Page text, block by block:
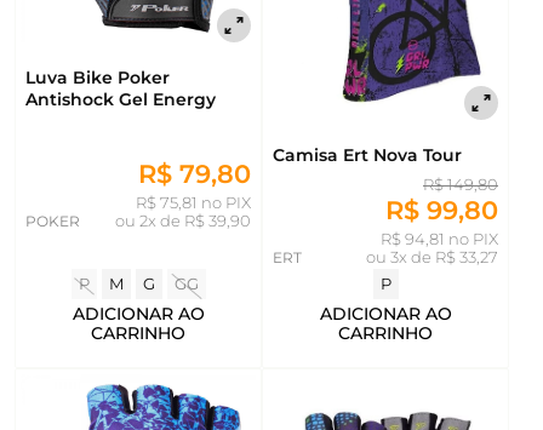
Luva Bike Poker
Antishock Gel Energy
R$ 79,80
R$ 75,81 no PIX
ou 2x de R$ 39,90
POKER
P M G GG
ADICIONAR AO
CARRINHO
Camisa Ert Nova Tour
R$ 149,80
R$ 99,80
R$ 94,81 no PIX
ou 3x de R$ 33,27
ERT
P
ADICIONAR AO
CARRINHO